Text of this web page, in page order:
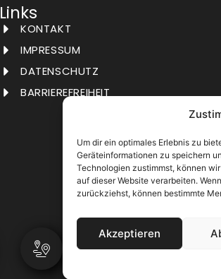
Um dir ein optimales Erlebnis zu
Geräteinformationen zu speichern
Technologien zustimmst, können
auf dieser Website verarbeiten.
zurückziehst, können bestimmte
Akzeptieren
Links
KONTAKT
IMPRESSUM
DATENSCHUTZ
BARRIEREFREIHEIT